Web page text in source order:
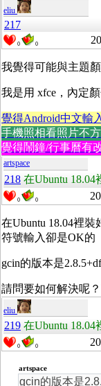
eliu
217
0 0
我覺得可能與主題
我是用 xfce，內定
覺得Android中文輸
手機照相看照片不
覺得鬧鐘/行事曆有
artspace
218 在Ubuntu
0 0
在Ubuntu 18.04裡
符號輸入卻是OK的
gcin的版本是
請問要如何解決呢？
eliu
219 在Ubuntu
0 0
artspace
gcin的版本是